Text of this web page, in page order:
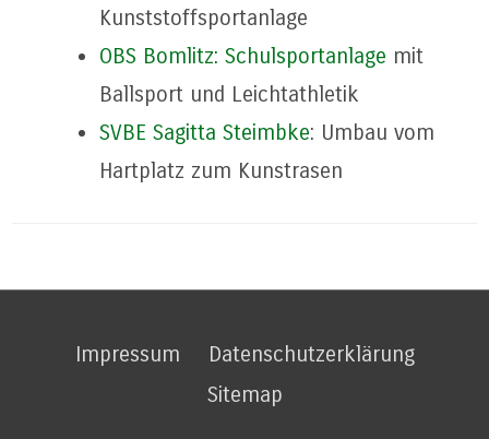
Kunststoffsportanlage
OBS Bomlitz: Schulsportanlage mit
Ballsport und Leichtathletik
SVBE Sagitta Steimbke: Umbau vom
Hartplatz zum Kunstrasen
Impressum
Datenschutzerklärung
Sitemap